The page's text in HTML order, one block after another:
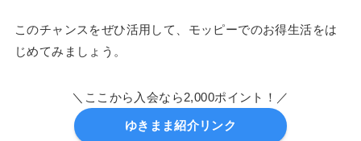
このチャンスをぜひ活用して、モッピーでのお得生活をは
じめてみましょう。
＼ここから入会なら2,000ポイント！／
ゆきまま紹介リンク